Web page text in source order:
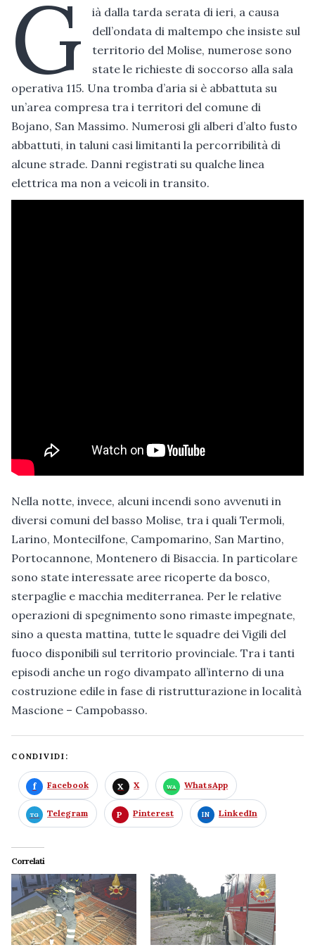
G
ià dalla tarda serata di ieri, a causa
dell’ondata di maltempo che insiste sul
territorio del Molise, numerose sono
state le richieste di soccorso alla sala
operativa 115. Una tromba d’aria si è abbattuta su
un’area compresa tra i territori del comune di
Bojano, San Massimo. Numerosi gli alberi d’alto fusto
abbattuti, in taluni casi limitanti la percorribilità di
alcune strade. Danni registrati su qualche linea
elettrica ma non a veicoli in transito.
Nella notte, invece, alcuni incendi sono avvenuti in
diversi comuni del basso Molise, tra i quali Termoli,
Larino, Montecilfone, Campomarino, San Martino,
Portocannone, Montenero di Bisaccia. In particolare
sono state interessate aree ricoperte da bosco,
sterpaglie e macchia mediterranea. Per le relative
operazioni di spegnimento sono rimaste impegnate,
sino a questa mattina, tutte le squadre dei Vigili del
fuoco disponibili sul territorio provinciale. Tra i tanti
episodi anche un rogo divampato all’interno di una
costruzione edile in fase di ristrutturazione in località
Mascione – Campobasso.
CONDIVIDI:
Facebook X WhatsApp
Telegram Pinterest LinkedIn
Correlati